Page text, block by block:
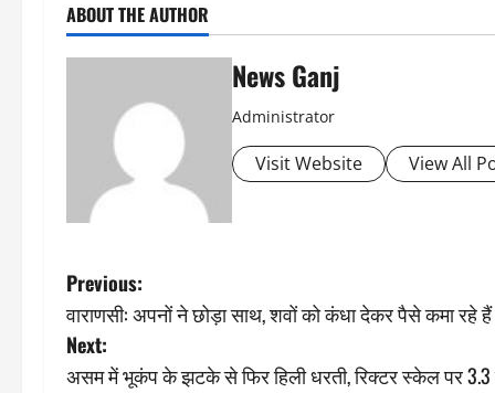
ABOUT THE AUTHOR
News Ganj
Administrator
Visit Website View All
P
o
s
Previous:
वाराणसी: अपनों ने छोड़ा साथ, शवों को कंधा देकर पैसे कमा रहे
Next:
असम में भूकंप के झटके से फिर हिली धरती, रिक्टर स्केल पर 3.3